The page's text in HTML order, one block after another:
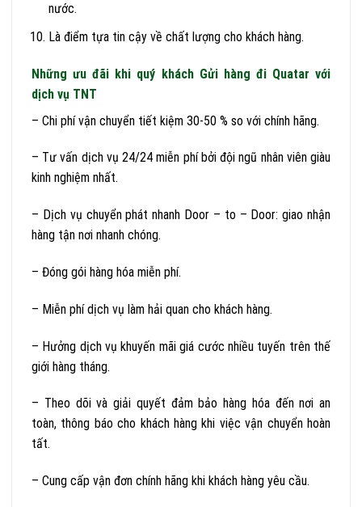
nước.
Là điểm tựa tin cậy về chất lượng cho khách hàng.
Những ưu đãi khi quý khách Gửi hàng đi Quatar với
dịch vụ TNT
– Chi phí vận chuyển tiết kiệm 30-50 % so với chính hãng.
– Tư vấn dịch vụ 24/24 miễn phí bởi đội ngũ nhân viên giàu
kinh nghiệm nhất.
– Dịch vụ chuyển phát nhanh Door – to – Door: giao nhận
hàng tận nơi nhanh chóng.
– Đóng gói hàng hóa miễn phí.
– Miễn phí dịch vụ làm hải quan cho khách hàng.
– Hưởng dịch vụ khuyến mãi giá cước nhiều tuyến trên thế
giới hàng tháng.
– Theo dõi và giải quyết đảm bảo hàng hóa đến nơi an
toàn, thông báo cho khách hàng khi việc vận chuyển hoàn
tất.
– Cung cấp vận đơn chính hãng khi khách hàng yêu cầu.